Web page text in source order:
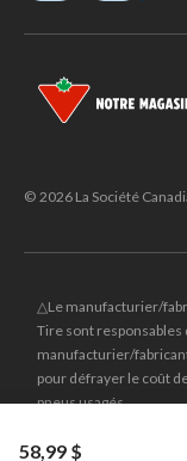
58,99 $
© 2026 La Société
△Le manufacturier/
Tire sont
manufacturier/
pour défrayer le coût
pneus usagés.
et
marques de commerce